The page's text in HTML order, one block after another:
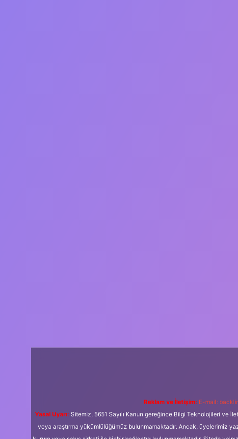
Reklam ve İletişim: E-mail:
Yasal Uyarı: Sitemiz, 5651 Sayılı Kanun gereğince Bilgi Teknolojileri ve
veya araştırma yükümlülüğümüz bulunmamaktadır. Ancak, üyelerimiz